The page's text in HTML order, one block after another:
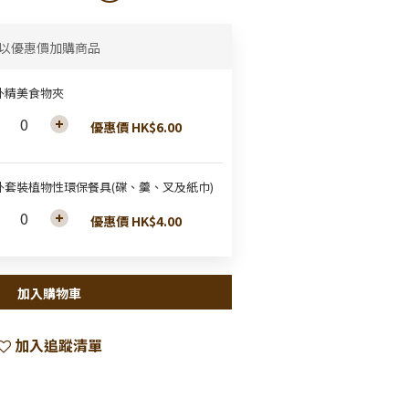
優惠價加購商品
精美食物夾
優惠價 HK$6.00
套裝植物性環保餐具(碟、羹、叉及紙巾)
優惠價 HK$4.00
加入購物車
加入追蹤清單